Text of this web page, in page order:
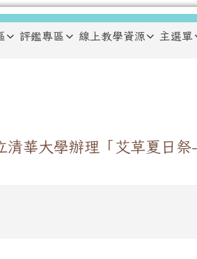
評鑑專區 線上教學資源 主選單
華大學辦理「艾草夏日